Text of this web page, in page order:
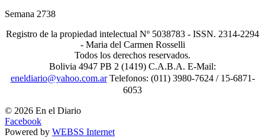
Semana 2738
Registro de la propiedad intelectual Nº 5038783 - ISSN. 2314-2294
- Maria del Carmen Rosselli
Todos los derechos reservados.
Bolivia 4947 PB 2 (1419) C.A.B.A. E-Mail:
eneldiario@yahoo.com.arTelefonos: (011) 3980-7624 / 15-6871-
6053
© 2026 En el Diario
Facebook
Powered by WEBSS Internet